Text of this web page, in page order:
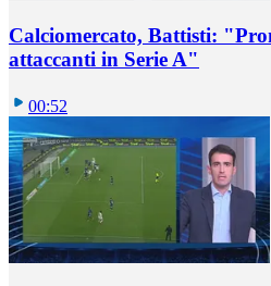
Calciomercato, Battisti:
attaccanti in Serie A"
00:52